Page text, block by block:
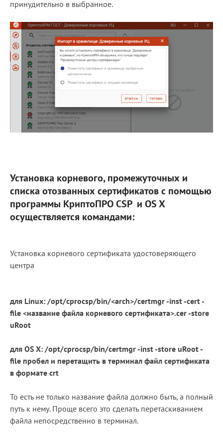
принудительно в выбранное.
Установка корневого, промежуточных и
списка отозванных сертификатов с помощью
программы КриптоПРО CSP и OS X
осуществляется командами:
Установка корневого сертификата удостоверяющего
центра
для Linux: /opt/cprocsp/bin/<arch>/certmgr -inst -cert -
file <название файла корневого сертификата>.cer -store
uRoot
для OS X: /opt/cprocsp/bin/certmgr -inst -store uRoot -
file пробел и перетащить в терминал файл сертификата
в формате crt
То есть не только название файла должно быть, а полный
путь к нему. Проще всего это сделать перетаскиванием
файла непосредственно в терминал.